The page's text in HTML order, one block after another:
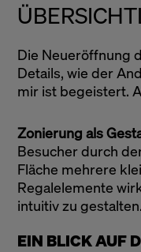
Die Neueröffnung
Details, wie der
mir ist begeistert.
Zonierung als
Besucher durch
Fläche mehrere
Regalelemente
intuitiv zu
EIN BLICK AUF